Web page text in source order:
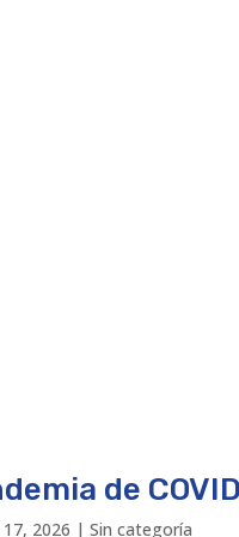
de
2026 |Sin categoría